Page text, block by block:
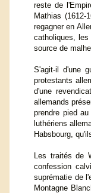
reste de
Mathias (1612-
regagner en
catholiques,
source de
S'agit-il d'une
protestants
d'une
allemands
prendre pied
luthériens
Habsbourg,
Les traités de
confession
suprématie de
Montagne